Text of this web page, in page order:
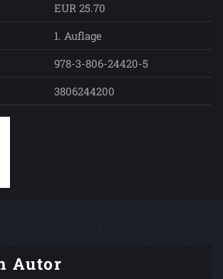
EUR 25.70
1. Auflage
978-3-806-24420-5
3806244200
Autor